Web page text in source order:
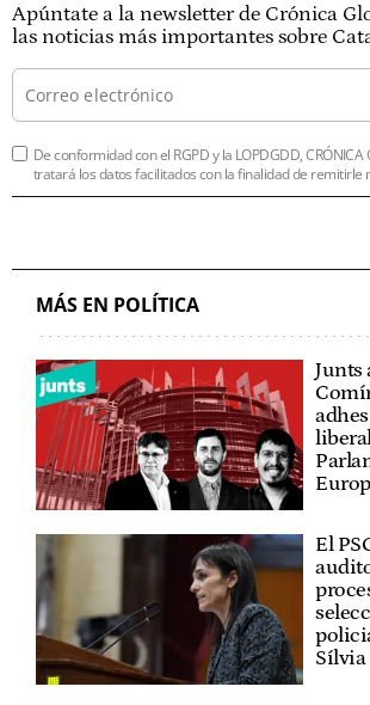
Apúntate a la newsletter de Crónica
las noticias más importantes sobre
De conformidad con el RGPD y la LOPDGDD, CRÓNICA
tratará los datos facilitados con la finalidad de remitirle
MÁS EN POLÍTICA
Junts
El